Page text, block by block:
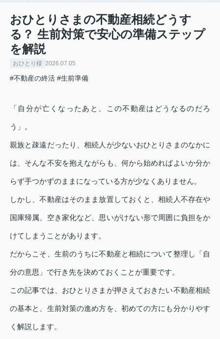
おひとりさまの不動産相続どうす
る？ 生前対策で安心の準備ステップ
を解説
おひとり様 2026.07.05
#不動産の終活 #生前準備
「自分が亡くなったあと、この不動産はどうなるのだろ
う」。
親族と疎遠だったり、相続人が少ないおひとりさまのなかに
は、そんな不安を抱えながらも、何から始めればよいか分か
らず手つかずのままになっている方が少なくありません。
しかし、不動産はそのまま放置しておくと、相続人不存在や
国庫帰属、空き家化など、思いがけない形で周囲に負担をか
けてしまうことがあります。
だからこそ、生前のうちに不動産と相続について整理し「自
分の意思」で行き先を決めておくことが重要です。
この記事では、おひとりさまが押さえておきたい不動産相続
の基本と、生前対策の進め方を、初めての方にも分かりやす
く解説します。